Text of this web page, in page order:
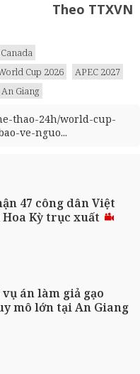
Theo TTXVN
Canada
Cup 2026
APEC 2027
Giang
thao-24h/world-cup-
ve-nguo...
47 công dân Việt
Kỳ trục xuất
án làm giả gạo
mô lớn tại An Giang